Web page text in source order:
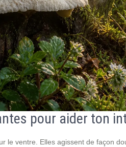
pour aider ton
le ventre. Elles agissent de façon